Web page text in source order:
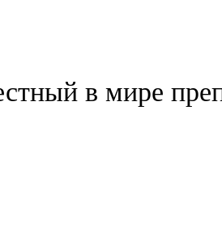
в мире